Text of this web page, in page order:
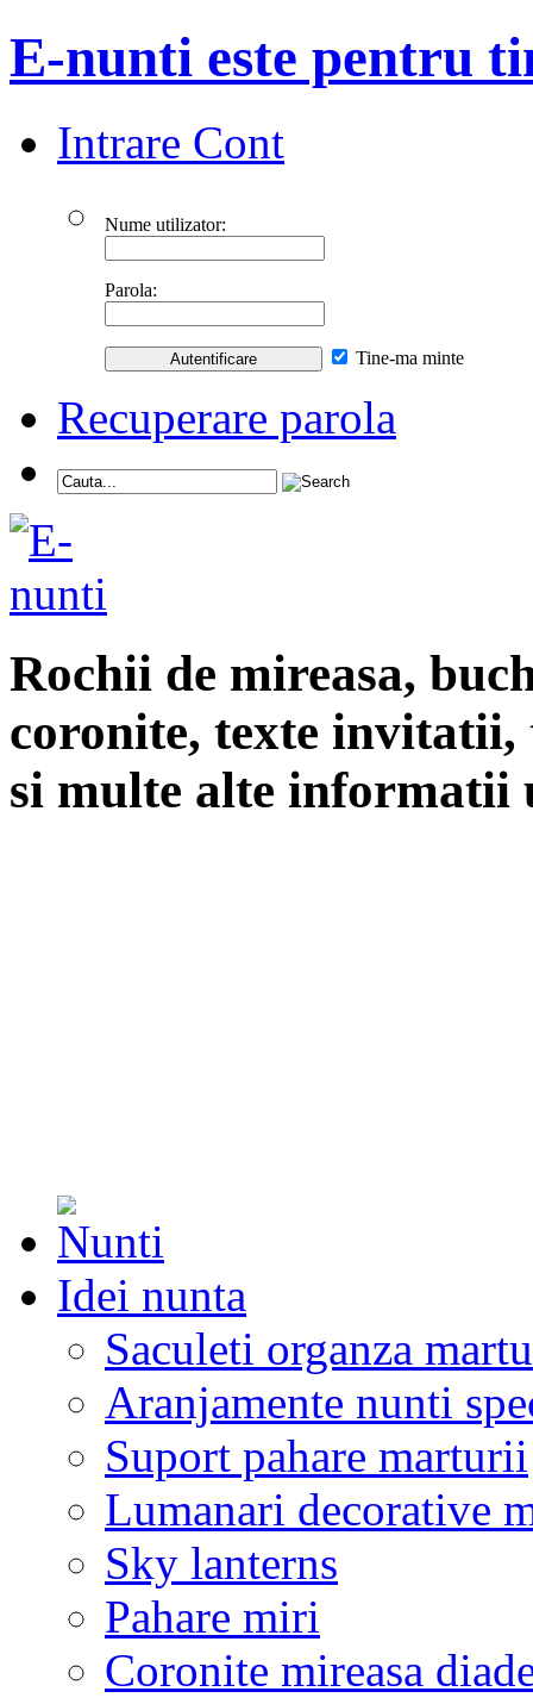
E-nunti este pentru
Intrare Cont
Nume utilizator:
Parola:
Tine-ma minte
Recuperare parola
Rochii de mireasa,
coronite, texte
si multe alte informatii
Idei nunta
Saculeti organza
Aranjamente nunti
Suport pahare marturii
Lumanari decorative
Sky lanterns
Pahare miri
Coronite mireasa